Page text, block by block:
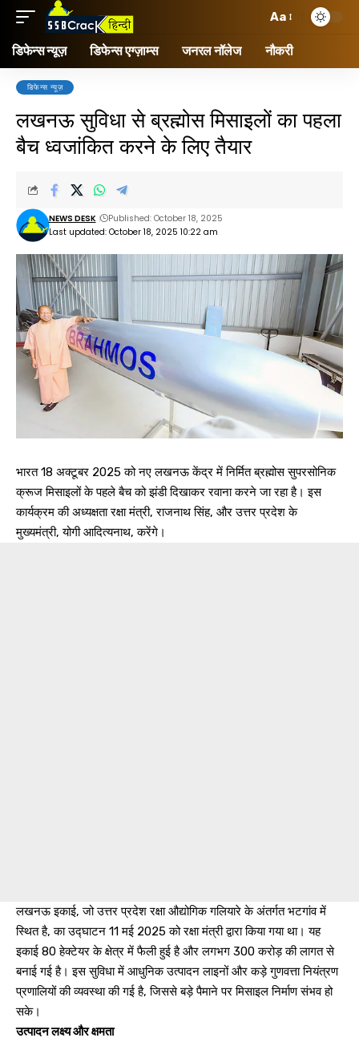
Aa
डिफेन्स न्यूज़ डिफेन्स एग्ज़ाम्स जनरल नॉलेज नौकरी
डिफेन्स न्यूज़
लखनऊ सुविधा से ब्रह्मोस मिसाइलों का पहला
बैच ध्वजांकित करने के लिए तैयार
Last updated: October 18, 2025 10:22 am
NEWS DESK Published: October 18, 2025
भारत 18 अक्टूबर 2025 को नए लखनऊ केंद्र में निर्मित ब्रह्मोस सुपरसोनिक
क्रूज मिसाइलों के पहले बैच को झंडी दिखाकर रवाना करने जा रहा है। इस
कार्यक्रम की अध्यक्षता रक्षा मंत्री, राजनाथ सिंह, और उत्तर प्रदेश के
मुख्यमंत्री, योगी आदित्यनाथ, करेंगे।
लखनऊ इकाई, जो उत्तर प्रदेश रक्षा औद्योगिक गलियारे के अंतर्गत भटगांव में
स्थित है, का उद्घाटन 11 मई 2025 को रक्षा मंत्री द्वारा किया गया था। यह
इकाई 80 हेक्टेयर के क्षेत्र में फैली हुई है और लगभग ₹300 करोड़ की लागत से
बनाई गई है। इस सुविधा में आधुनिक उत्पादन लाइनों और कड़े गुणवत्ता नियंत्रण
प्रणालियों की व्यवस्था की गई है, जिससे बड़े पैमाने पर मिसाइल निर्माण संभव हो
सके।
उत्पादन लक्ष्य और क्षमता